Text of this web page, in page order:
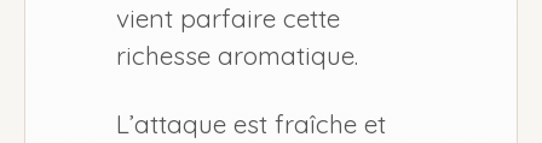
vient parfaire cette
richesse aromatique.
L’attaque est fraîche et